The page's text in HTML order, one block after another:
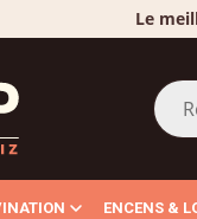
Le
ENCENS &